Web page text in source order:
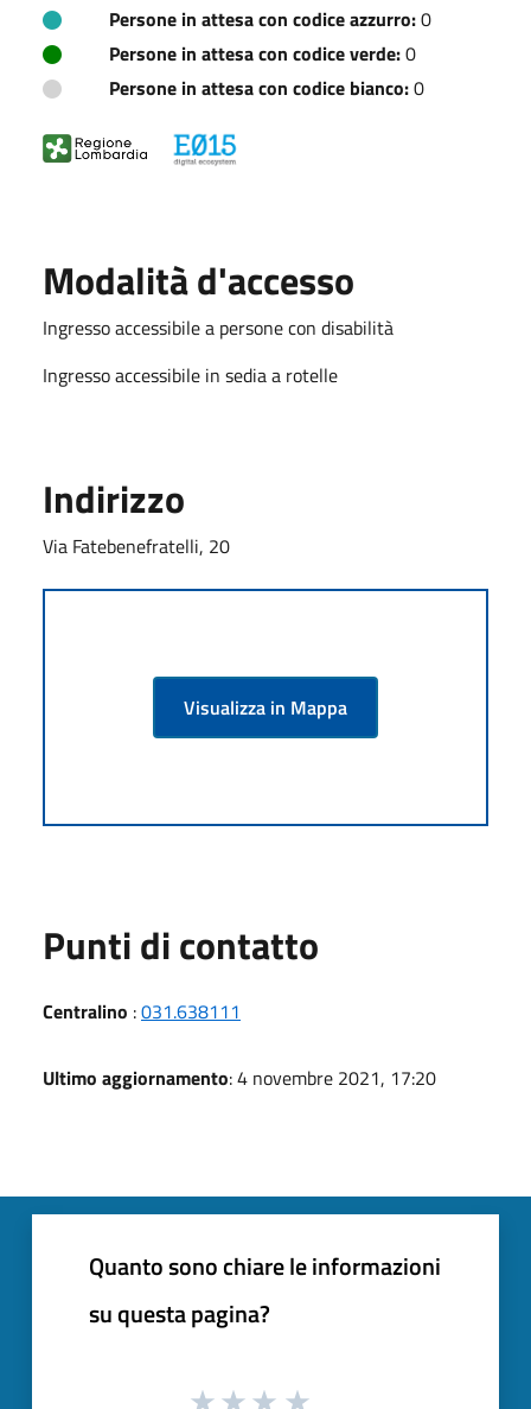
Persone in attesa con codice azzurro:0
Persone in attesa con codice verde:0
Persone in attesa con codice bianco:0
Modalità d'accesso
Ingresso accessibile a persone con disabilità
Ingresso accessibile in sedia a rotelle
Indirizzo
Via Fatebenefratelli, 20
Visualizza in Mappa
Punti di contatto
Centralino :031.638111
Ultimo aggiornamento: 4 novembre 2021, 17:20
Quanto sono chiare le informazioni
su questa pagina?